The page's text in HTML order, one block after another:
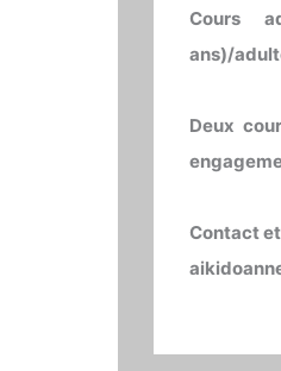
Cours
ans)/
Deux
Contact